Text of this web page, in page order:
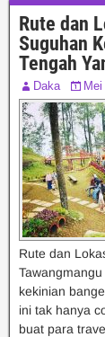
Rute dan
Suguhan
Tengah
Daka
Rute dan
kekinian
ini tak hanya
buat para